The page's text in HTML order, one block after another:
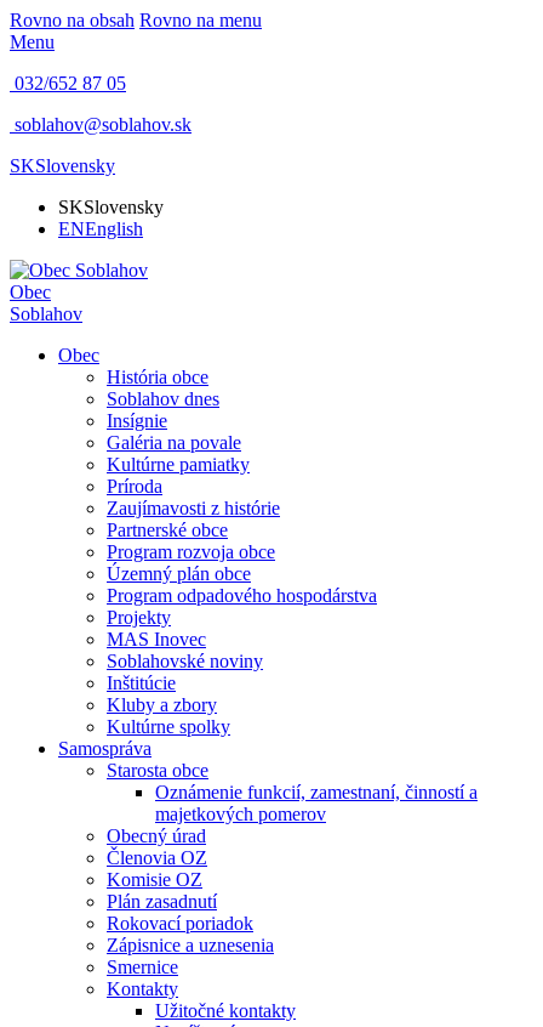
Rovno na obsah Rovno na menu
Menu
032/652 87 05
soblahov@soblahov.sk
SKSlovensky
SKSlovensky
ENEnglish
Obec
Soblahov
Obec
História obce
Soblahov dnes
Insígnie
Galéria na povale
Kultúrne pamiatky
Príroda
Zaujímavosti z histórie
Partnerské obce
Program rozvoja obce
Územný plán obce
Program odpadového hospodárstva
Projekty
MAS Inovec
Soblahovské noviny
Inštitúcie
Kluby a zbory
Kultúrne spolky
Samospráva
Starosta obce
Oznámenie funkcií, zamestnaní, činností a
majetkových pomerov
Obecný úrad
Členovia OZ
Komisie OZ
Plán zasadnutí
Rokovací poriadok
Zápisnice a uznesenia
Smernice
Kontakty
Užitočné kontakty